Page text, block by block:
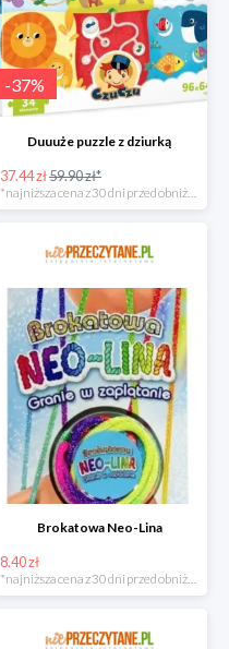
-37%
Duuuże puzzle z dziurką
37.44 zł59.90 zł*
Brokatowa Neo-Lina
8.40 zł
*najniższa cena z 30 dni przed obniżką